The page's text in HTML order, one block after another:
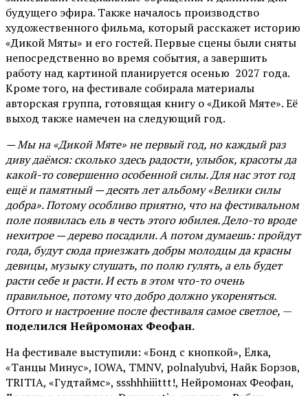
будущего эфира. Также началось производство
художественного фильма, который расскажет историю
«Дикой Мяты» и его гостей. Первые сцены были сняты
непосредственно во время события, а завершить
работу над картиной планируется осенью 2027 года.
Кроме того, на фестивале собирала материалы
авторская группа, готовящая книгу о «Дикой Мяте». Её
выход также намечен на следующий год.
— Мы на «Дикой Мяте» не первый год, но каждый раз
диву даёмся: сколько здесь радости, улыбок, красоты да
какой-то совершенно особенной силы. Для нас этот год
ещё и памятный — десять лет альбому «Велики силы
добра». Потому особливо приятно, что на фестивальном
поле появилась ель в честь этого юбилея. Дело-то вроде
нехитрое — дерево посадили. А потом думаешь: пройдут
года, будут сюда приезжать добры молодцы да красны
девицы, музыку слушать, по полю гулять, а ель будет
расти себе и расти. И есть в этом что-то очень
правильное, потому что добро должно укореняться.
Оттого и настроение после фестиваля самое светлое, —
поделился Нейромонах Феофан.
На фестивале выступили: «Бонд с кнопкой», Ёлка,
«Танцы Минус», IOWA, TMNV, polnalyubvi, Найк Борзов,
TRITIA, «Гудтаймс», ssshhhiiittt!, Нейромонах Феофан,